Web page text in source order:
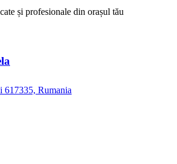
și profesionale din orașul tău
617335, Rumania